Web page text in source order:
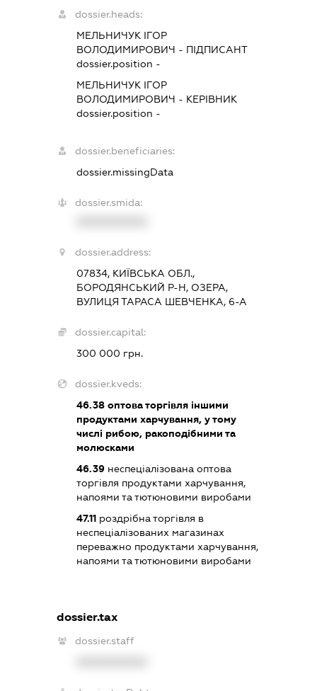
dossier.heads:
МЕЛЬНИЧУК ІГОР
ВОЛОДИМИРОВИЧ - ПІДПИСАНТ
dossier.position -
МЕЛЬНИЧУК ІГОР
ВОЛОДИМИРОВИЧ - КЕРІВНИК
dossier.position -
dossier.beneficiaries:
dossier.missingData
dossier.smida:
dossier.address:
07834, КИЇВСЬКА ОБЛ.,
БОРОДЯНСЬКИЙ Р-Н, ОЗЕРА,
ВУЛИЦЯ ТАРАСА ШЕВЧЕНКА, 6-А
dossier.capital:
300 000 грн.
dossier.kveds:
46.38оптова торгівля іншими
продуктами харчування, у тому
числі рибою, ракоподібними та
молюсками
46.39неспеціалізована оптова
торгівля продуктами харчування,
напоями та тютюновими виробами
47.11роздрібна торгівля в
неспеціалізованих магазинах
переважно продуктами харчування,
напоями та тютюновими виробами
dossier.tax
dossier.staff